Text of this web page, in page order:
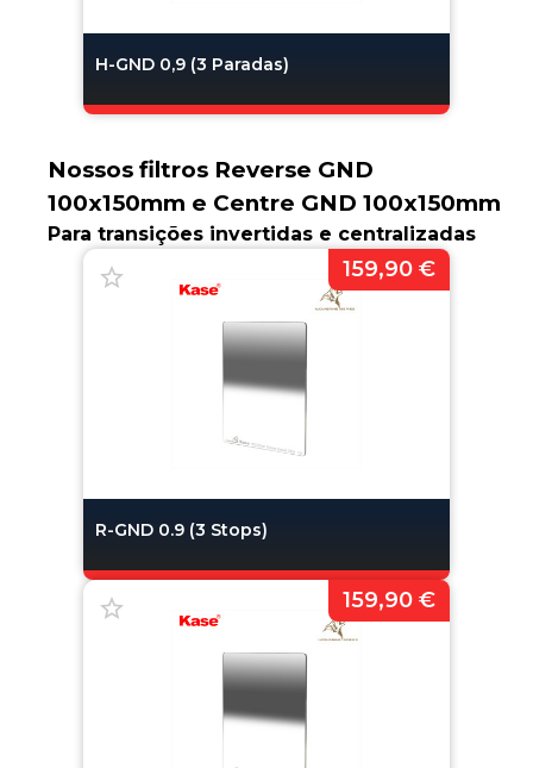
H-GND 0,9 (3 Paradas)
Nossos filtros Reverse GND
100x150mm e Centre GND 100x150mm
Para transições invertidas e centralizadas
R-GND 0.9 (3 Stops)
159,90 €
159,90 €